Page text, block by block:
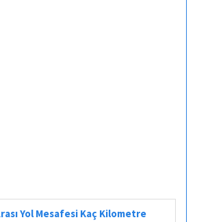
Yol Mesafesi Kaç Kilometre